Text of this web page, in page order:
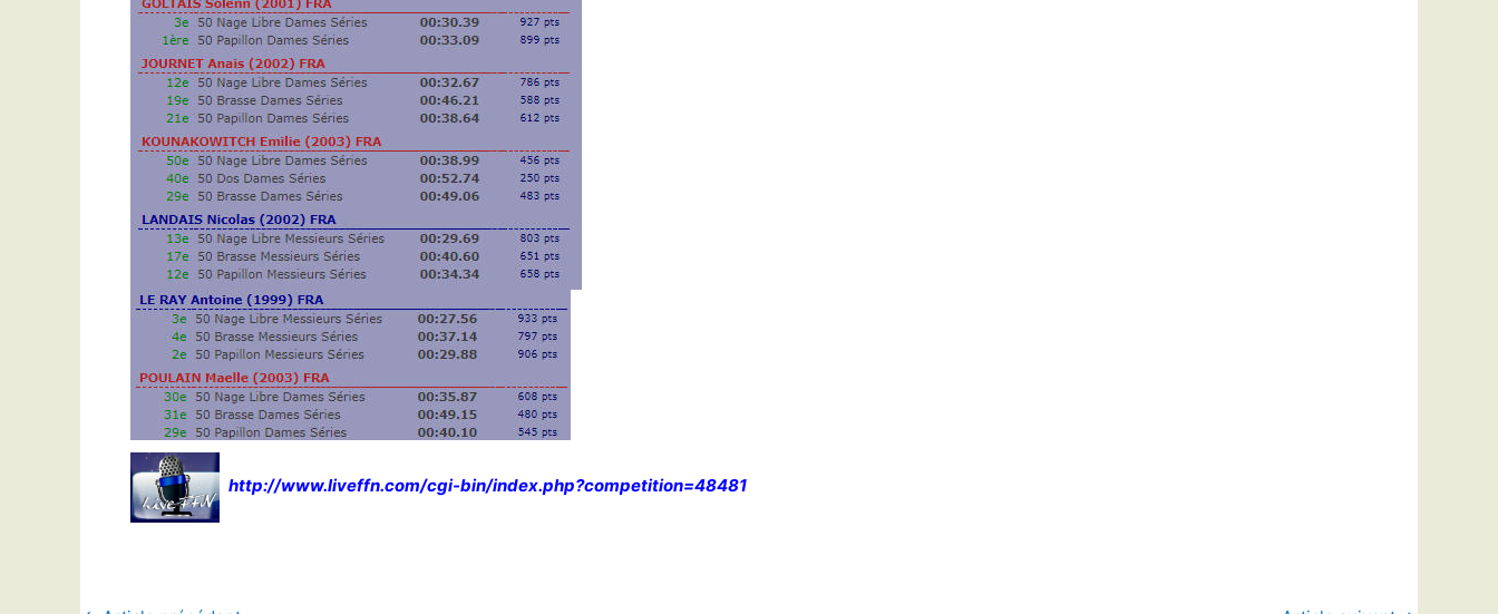
http://www.liveffn.com/cgi-bin/index.php?competition=48481